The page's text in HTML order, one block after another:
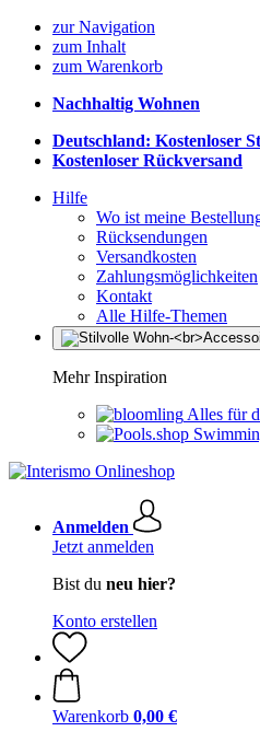
zur Navigation
zum Inhalt
zum Warenkorb
Nachhaltig Wohnen
Deutschland: Kostenloser
Kostenloser Rückversand
Hilfe
Wo ist meine
Rücksendungen
Versandkosten
Zahlungsmöglichkeiten
Kontakt
Alle Hilfe-Themen
Mehr Inspiration
Alles für
Anmelden
Jetzt anmelden
Bist du neu hier?
Konto erstellen
Warenkorb 0,00 €